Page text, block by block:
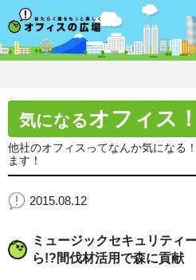
オフィスの広場
気になるオフィス！
他社のオフィスってなんか気になる
ます！
2015.08.12
ミュージックセキュリティ
ら!?間伐材活用で森に貢献